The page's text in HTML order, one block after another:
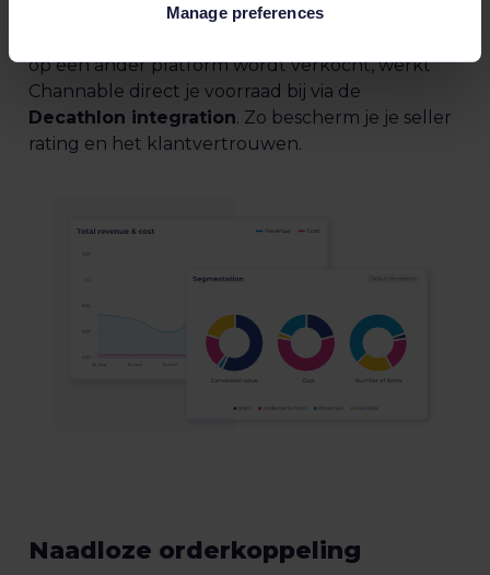
Manage preferences
Voorkom ontevreden klanten door out-of-stock
op een ander platform wordt verkocht, werkt
Channable direct je voorraad bij via de
Decathlon integration. Zo bescherm je je seller
rating en het klantvertrouwen.
Naadloze orderkoppeling